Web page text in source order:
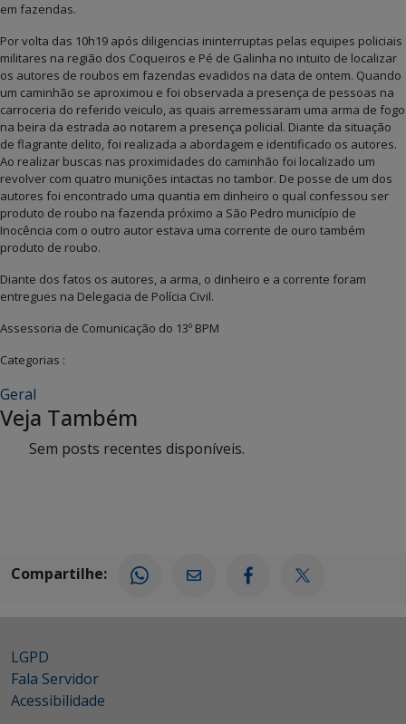
em fazendas.
Por volta das 10h19 após diligencias ininterruptas pelas equipes policiais
militares na região dos Coqueiros e Pé de Galinha no intuito de localizar
os autores de roubos em fazendas evadidos na data de ontem. Quando
um caminhão se aproximou e foi observada a presença de pessoas na
carroceria do referido veiculo, as quais arremessaram uma arma de fogo
na beira da estrada ao notarem a presença policial. Diante da situação
de flagrante delito, foi realizada a abordagem e identificado os autores.
Ao realizar buscas nas proximidades do caminhão foi localizado um
revolver com quatro munições intactas no tambor. De posse de um dos
autores foi encontrado uma quantia em dinheiro o qual confessou ser
produto de roubo na fazenda próximo a São Pedro município de
Inocência com o outro autor estava uma corrente de ouro também
produto de roubo.
Diante dos fatos os autores, a arma, o dinheiro e a corrente foram
entregues na Delegacia de Polícia Civil.
Assessoria de Comunicação do 13º BPM
Categorias :
Geral
Veja Também
Sem posts recentes disponíveis.
Compartilhe:
LGPD
Fala Servidor
Acessibilidade